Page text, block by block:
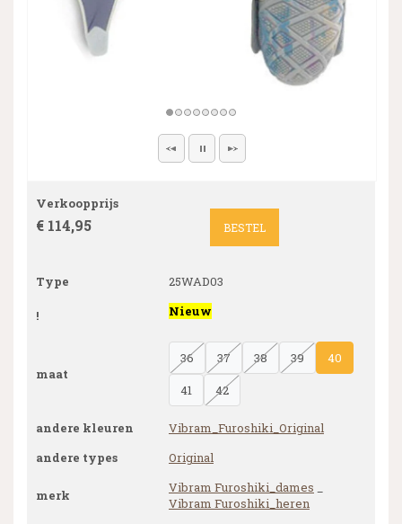
Verkoopprijs
€ 114,95 BESTEL
Type 25WAD03
! Nieuw
maat
36 37 38 39
40
41
42
andere kleuren
Vibram_Furoshiki_Original
andere types
Original
merk Vibram Furoshiki_dames
Vibram Furoshiki_heren